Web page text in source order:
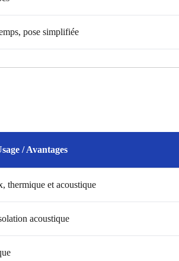
pose simplifiée
/ Avantages
thermique et acoustique
acoustique